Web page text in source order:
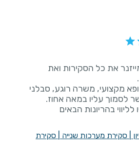
את כל הסקירות ואת
מקצועי, משרה רוגע, סבלני
בהריונות הבאים
סקירת מערכות שנייה
סקירת